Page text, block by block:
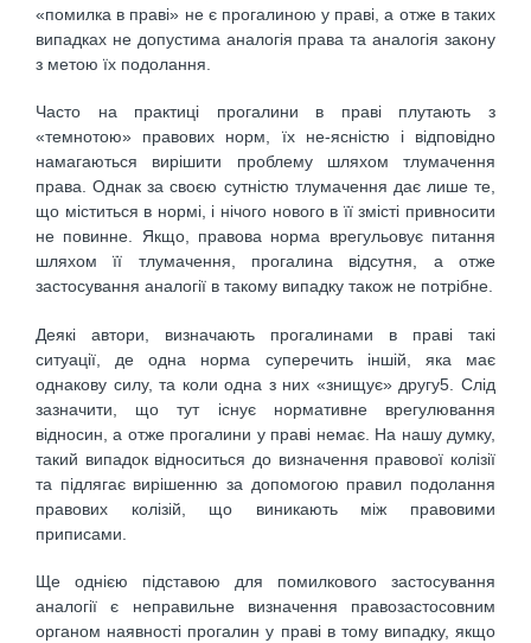
«помилка в праві» не є прогалиною у праві, а отже в таких
випадках не допустима аналогія права та аналогія закону
з метою їх подолання.
Часто на практиці прогалини в праві плутають з
«темнотою» правових норм, їх не-ясністю і відповідно
намагаються вирішити проблему шляхом тлумачення
права. Однак за своєю сутністю тлумачення дає лише те,
що міститься в нормі, і нічого нового в її змісті привносити
не повинне. Якщо, правова норма врегульовує питання
шляхом її тлумачення, прогалина відсутня, а отже
застосування аналогії в такому випадку також не потрібне.
Деякі автори, визначають прогалинами в праві такі
ситуації, де одна норма суперечить іншій, яка має
однакову силу, та коли одна з них «знищує» другу5. Слід
зазначити, що тут існує нормативне врегулювання
відносин, а отже прогалини у праві немає. На нашу думку,
такий випадок відноситься до визначення правової колізії
та підлягає вирішенню за допомогою правил подолання
правових колізій, що виникають між правовими
приписами.
Ще однією підставою для помилкового застосування
аналогії є неправильне визначення правозастосовним
органом наявності прогалин у праві в тому випадку, якщо